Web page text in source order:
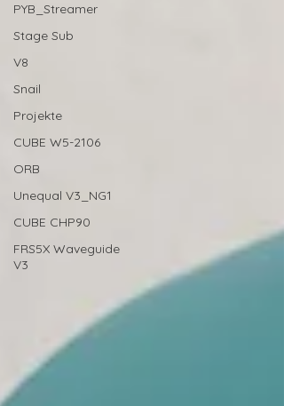
PYB_Streamer
Stage Sub
V8
Snail
Projekte
CUBE W5-2106
ORB
Unequal V3_NG1
CUBE CHP90
FRS5X Waveguide
V3